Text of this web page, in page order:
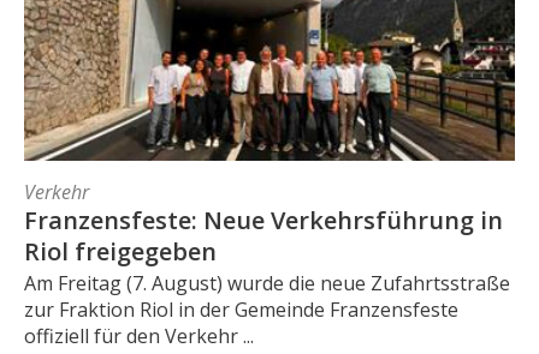
Verkehr
Franzensfeste: Neue Verkehrsführung in
Riol freigegeben
Am Freitag (7. August) wurde die neue Zufahrtsstraße
zur Fraktion Riol in der Gemeinde Franzensfeste
offiziell für den Verkehr ...